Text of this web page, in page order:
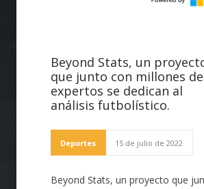
Beyond Stats, un
que junto con millones de
expertos se dedican al
análisis futbolístico.
Deportes 15 de julio de 2022
Beyond Stats, un proyecto que